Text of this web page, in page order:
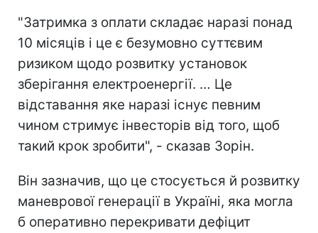
"Затримка з оплати складає наразі понад
10 місяців і це є безумовно суттєвим
ризиком щодо розвитку установок
зберігання електроенергії. … Це
відставання яке наразі існує певним
чином стримує інвесторів від того, щоб
такий крок зробити", - сказав Зорін.
Він зазначив, що це стосується й розвитку
маневрової генерації в Україні, яка могла
б оперативно перекривати дефіцит